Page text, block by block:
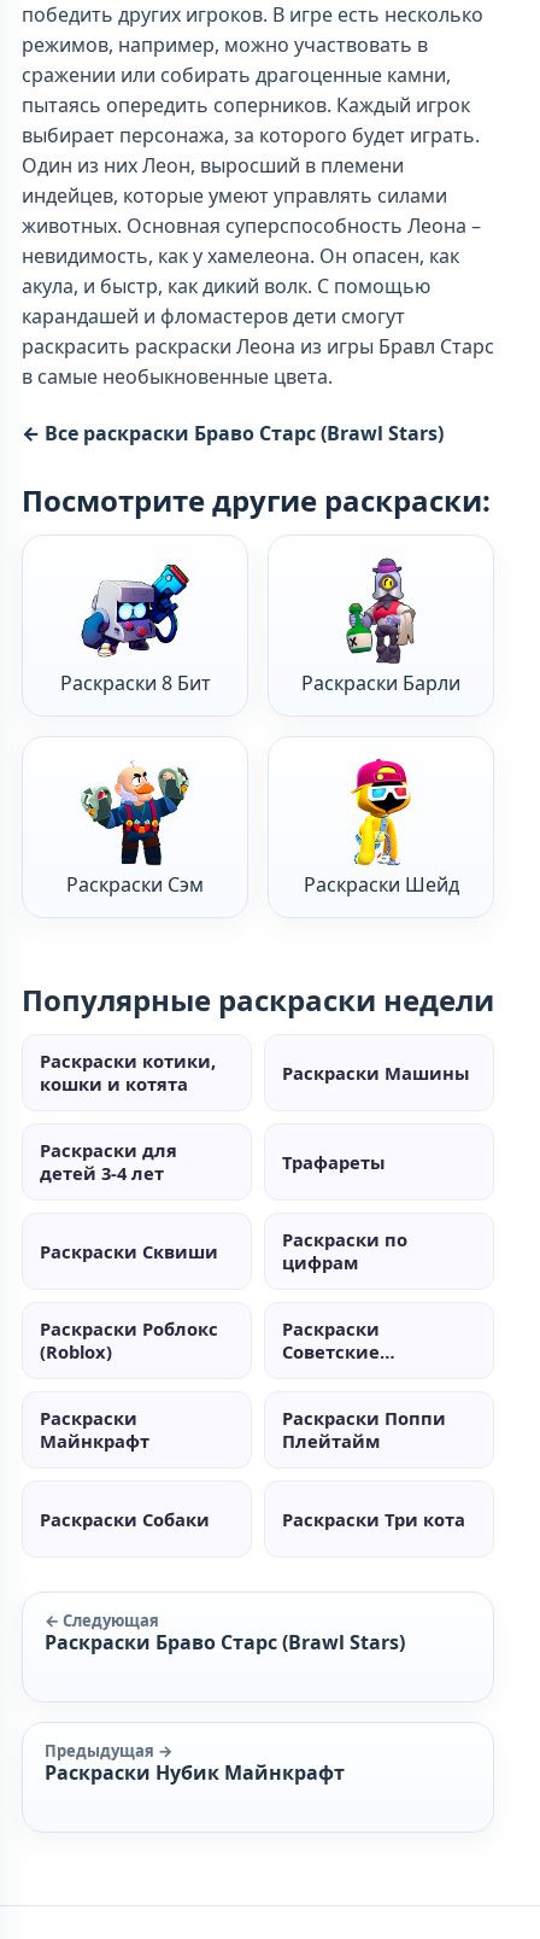
победить других игроков. В игре есть несколько
режимов, например, можно участвовать в
сражении или собирать драгоценные камни,
пытаясь опередить соперников. Каждый игрок
выбирает персонажа, за которого будет играть.
Один из них Леон, выросший в племени
индейцев, которые умеют управлять силами
животных. Основная суперспособность Леона –
невидимость, как у хамелеона. Он опасен, как
акула, и быстр, как дикий волк. С помощью
карандашей и фломастеров дети смогут
раскрасить раскраски Леона из игры Бравл Старс
в самые необыкновенные цвета.
← Все раскраски Браво Старс (Brawl Stars)
Посмотрите другие раскраски:
Раскраски 8 Бит Раскраски Барли
Раскраски Сэм Раскраски Шейд
Популярные раскраски недели
Раскраски котики,
кошки и котята
Раскраски Машины
Раскраски для
детей 3-4 лет
Трафареты
Раскраски Сквиши
Раскраски по
цифрам
Раскраски Роблокс
(Roblox)
Раскраски
Советские
Раскраски
Майнкрафт
Раскраски Поппи
Плейтайм
Раскраски Собаки Раскраски Три кота
← Следующая
Раскраски Браво Старс (Brawl Stars)
Предыдущая →
Раскраски Нубик Майнкрафт